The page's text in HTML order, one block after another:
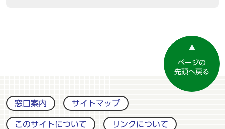
ページの
先頭へ戻る
窓口案内 サイトマップ
このサイトについて リンクについて